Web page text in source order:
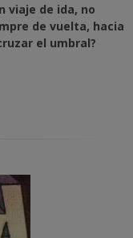
viaje de ida, no
de vuelta, hacia
el umbral?